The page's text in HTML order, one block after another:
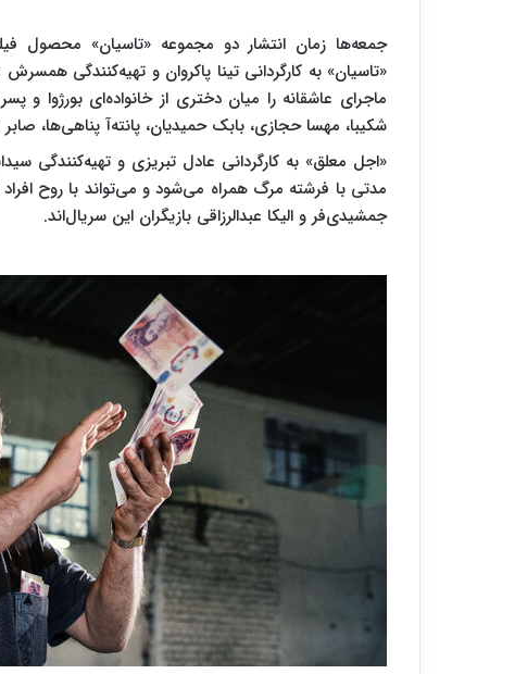
جمعه‌ها زمان انتشار دو مجموعه «تاسیان» محصول
«تاسیان» به کارگردانی تینا پاکروان و تهیه‌کنندگی
ماجرای عاشقانه را میان دختری از خانواده‌ای بورژوا
شکیبا، مهسا حجازی، بابک حمیدیان، پانته‌آ پناهی‌ها،
«اجل معلق» به کارگردانی عادل تبریزی و تهیه‌کنندگی
مدتی با فرشته مرگ همراه می‌شود و می‌تواند با روح افراد
جمشیدی‌فر و الیکا عبدالرزاقی بازیگران این سریال‌اند.